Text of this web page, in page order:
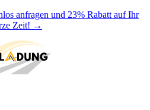
anfragen und 23% Rabatt auf Ihr
Zeit! →